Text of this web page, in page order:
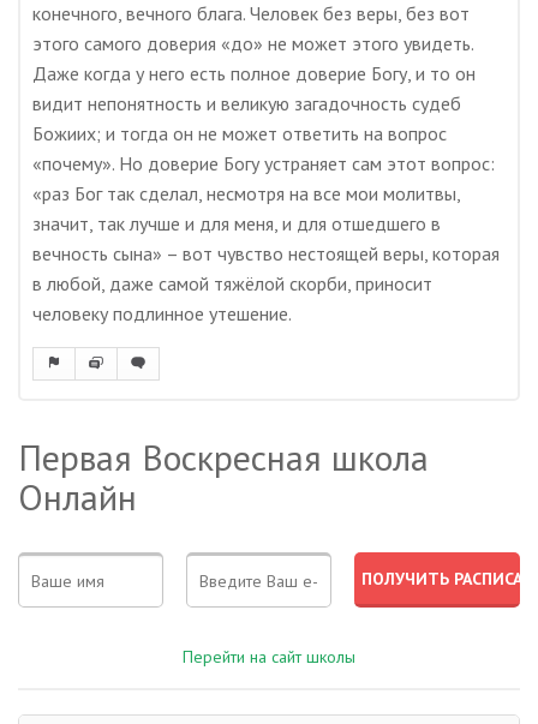
конечного, вечного блага. Человек без веры, без вот
этого самого доверия «до» не может этого увидеть.
Даже когда у него есть полное доверие Богу, и то он
видит непонятность и великую загадочность судеб
Божиих; и тогда он не может ответить на вопрос
«почему». Но доверие Богу устраняет сам этот вопрос:
«раз Бог так сделал, несмотря на все мои молитвы,
значит, так лучше и для меня, и для отшедшего в
вечность сына» – вот чувство нестоящей веры, которая
в любой, даже самой тяжёлой скорби, приносит
человеку подлинное утешение.
Первая Воскресная школа
Онлайн
Перейти на сайт школы